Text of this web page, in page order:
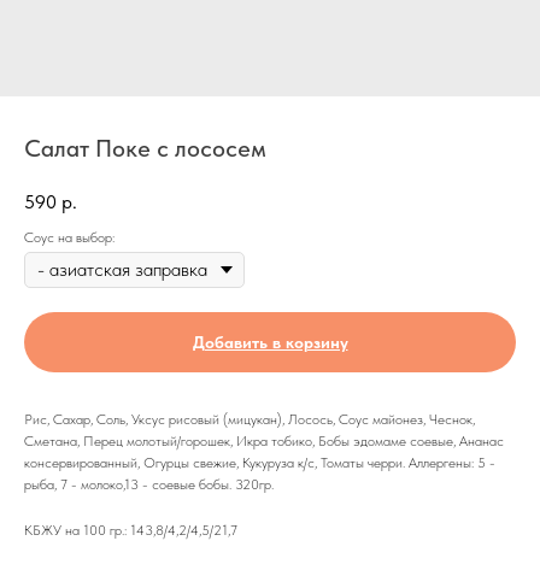
Салат Поке с лососем
590 р.
Соус на выбор:
Добавить в корзину
Рис, Сахар, Соль, Уксус рисовый (мицукан), Лосось, Соус майонез, Чеснок,
Сметана, Перец молотый/горошек, Икра тобико, Бобы эдомаме соевые, Ананас
консервированный, Огурцы свежие, Кукуруза к/с, Томаты черри. Аллергены: 5 -
рыба, 7 - молоко,13 - соевые бобы. 320гр.
КБЖУ на 100 гр.: 143,8/4,2/4,5/21,7